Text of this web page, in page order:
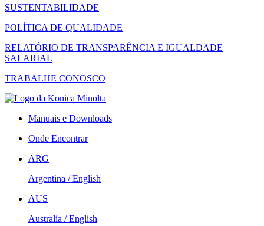
SUSTENTABILIDADE
POLÍTICA DE QUALIDADE
RELATÓRIO DE TRANSPARÊNCIA E IGUALDADE
SALARIAL
TRABALHE CONOSCO
Manuais e Downloads
Onde Encontrar
ARG
Argentina / English
AUS
Australia / English